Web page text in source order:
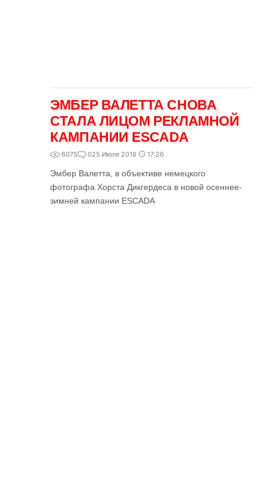
ЭМБЕР ВАЛЕТТА СНОВА
СТАЛА ЛИЦОМ РЕКЛАМНОЙ
КАМПАНИИ ESCADA
6075 025 Июля 2018 17:26
Эмбер Валетта, в объективе немецкого
фотографа Хорста Дикгердеса в новой осеннее-
зимней кампании ESCADA